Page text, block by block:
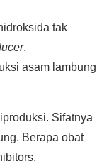
tak
.
asam lambung
Sifatnya
Berapa obat